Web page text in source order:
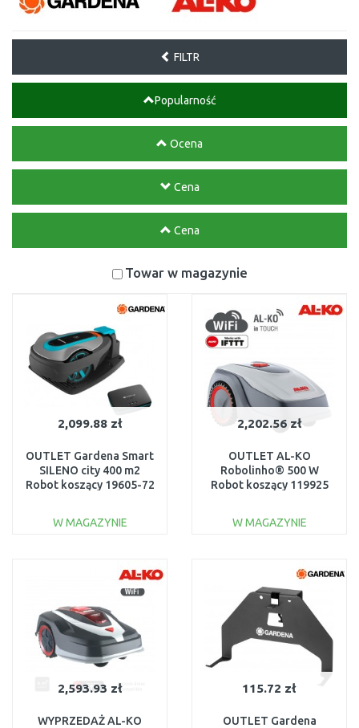
FILTR
Popularność
Ocena
Cena
Cena
Towar w magazynie
2,099.88 zł
OUTLET Gardena Smart
SILENO city 400 m2
Robot koszący 19605-72
W MAGAZYNIE
Do porównania
2,202.56 zł
OUTLET AL-KO
Robolinho® 500 W
Robot koszący 119925
W MAGAZYNIE
Do porównania
2,593.93 zł
WYPRZEDAŻ AL-KO
115.72 zł
OUTLET Gardena